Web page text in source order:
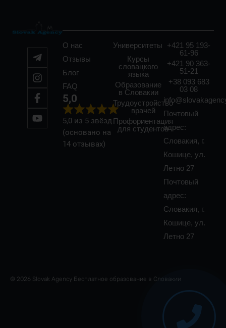
О нас
Отзывы
Блог
FAQ
5,0
5,0 из 5 звёзд
(основано на
14 отзывах)
Университеты
Курсы
словацкого
языка
Образование
в Словакии
Трудоустройство
врачей
Профориентация
для студентов
+421 95 193-
61-96
+421 90 363-
51-21
+38 093 683
03 08
Почтовый
адрес:
Словакия, г.
Кошице, ул.
Летно 27
Почтовый
адрес:
Словакия, г.
Кошице, ул.
Летно 27
© 2026 Slovak Agency Бесплатное образование в Словакии